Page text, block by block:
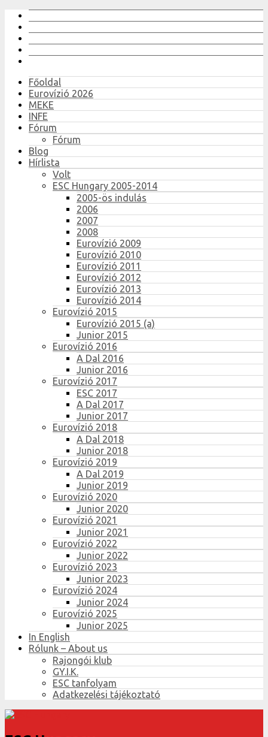
Főoldal
Eurovízió 2026
MEKE
INFE
Fórum
Fórum
Blog
Hírlista
Volt
ESC Hungary 2005-2014
2005-ös indulás
2006
2007
2008
Eurovízió 2009
Eurovízió 2010
Eurovízió 2011
Eurovízió 2012
Eurovízió 2013
Eurovízió 2014
Eurovízió 2015
Eurovízió 2015 (a)
Junior 2015
Eurovízió 2016
A Dal 2016
Junior 2016
Eurovízió 2017
ESC 2017
A Dal 2017
Junior 2017
Eurovízió 2018
A Dal 2018
Junior 2018
Eurovízió 2019
A Dal 2019
Junior 2019
Eurovízió 2020
Junior 2020
Eurovízió 2021
Junior 2021
Eurovízió 2022
Junior 2022
Eurovízió 2023
Junior 2023
Eurovízió 2024
Junior 2024
Eurovízió 2025
Junior 2025
In English
Rólunk – About us
Rajongói klub
GY.I.K.
ESC tanfolyam
Adatkezelési tájékoztató